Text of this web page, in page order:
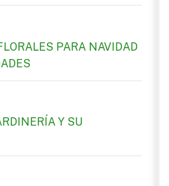
PARA NAVIDAD
Y SU